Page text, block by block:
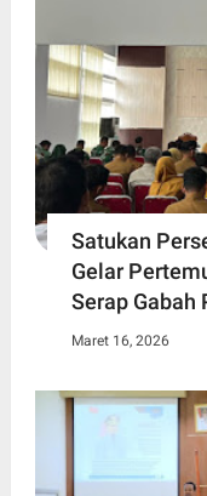
Satukan
Gelar
Serap Gabah
Maret 16, 2026